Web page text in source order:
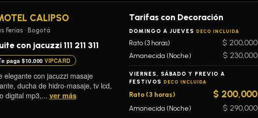
CALIPSO
Ferias • Bogotá
con jacuzzi 111 211 311
paga $10.000 VIPCARD
elegante con jacuzzi masaje
ducha de hidro-masaje, tv lcd,
digital mp3,... ver más
Tarifas con Decoración
DOMINGO A JUEVES DECO INCLUIDA
Rato (3 horas) $ 200,000
Amanecida (Noche) $ 230,000
VIERNES, SÁBADO Y PREVIO A
FESTIVOS DECO INCLUIDA
Rato (3 horas) $ 200,000
Amanecida (Noche) $ 290,000